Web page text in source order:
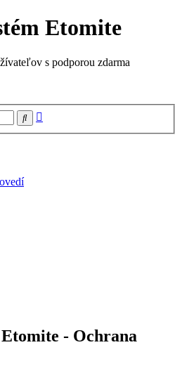
Etomite
s podporou zdarma
Hľadať
- Ochrana